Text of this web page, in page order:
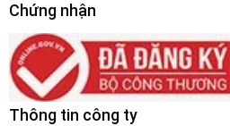
Chứng nhận
Thông tin công ty